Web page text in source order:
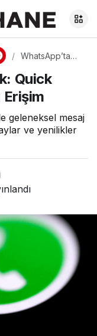
WhatsApp’ta
Quick Recap ile
Mesajlara Hızlı
Erişim
Quick
Erişim
geleneksel mesaj
ve yenilikler